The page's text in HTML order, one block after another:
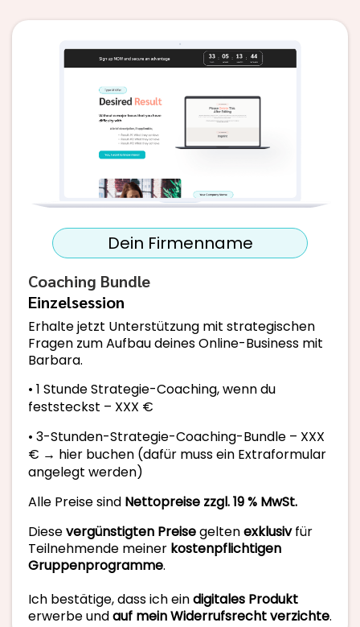
Dein Firmenname
Coaching Bundle
Einzelsession
Erhalte jetzt Unterstützung mit strategischen
Fragen zum Aufbau deines Online-Business mit
Barbara.
• 1 Stunde Strategie-Coaching, wenn du
feststeckst – XXX €
• 3-Stunden-Strategie-Coaching-Bundle – XXX
€ → hier buchen (dafür muss ein Extraformular
angelegt werden)
Alle Preise sind Nettopreise zzgl. 19 % MwSt.
Diesevergünstigten Preisegeltenexklusivfür
Teilnehmende meiner kostenpflichtigen
Gruppenprogramme.
Ich bestätige, dass ich eindigitales Produkt
erwerbe undauf mein Widerrufsrecht verzichte.